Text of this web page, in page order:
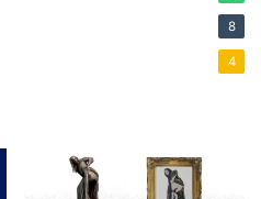
8
4